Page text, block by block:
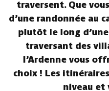
traversent. Que
d’une randonnée au
plutôt le long
traversant des
l’Ardenne vous
choix ! Les
niveau et